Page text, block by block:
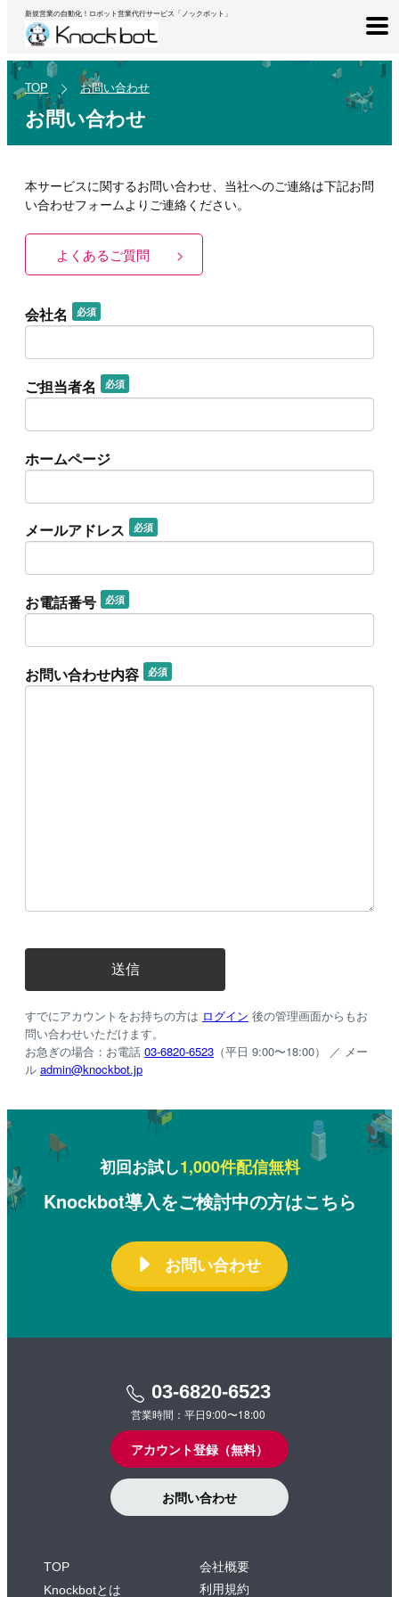
新規営業の自動化！ロボット営業代行サービス「ノックボット」
TOP お問い合わせ
お問い合わせ
本サービスに関するお問い合わせ、当社へのご連絡は下記お問
い合わせフォームよりご連絡ください。
よくあるご質問 >
会社名 必須
ご担当者名 必須
ホームページ
メールアドレス 必須
お電話番号 必須
お問い合わせ内容 必須
すでにアカウントをお持ちの方は ログイン 後の管理画面からもお
問い合わせいただけます。
お急ぎの場合：お電話 03-6820-6523 （平日 9:00〜18:00） ／ メー
ル admin@knockbot.jp
初回お試し1,000件配信無料
Knockbot導入をご検討中の方はこちら
お問い合わせ
TOP
Knockbotとは
会社概要
利用規約
03-6820-6523
営業時間：平日9:00〜18:00
アカウント登録（無料）
お問い合わせ